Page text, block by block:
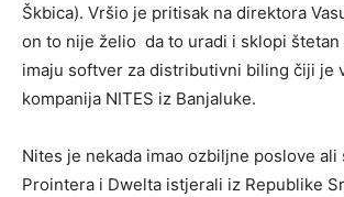
Škbica). Vršio je pritisak na direktora
on to nije želio da to uradi i sklopi štetan
imaju softver za distributivni biling čiji je
kompanija NITES iz Banjaluke.
Nites je nekada imao ozbiljne poslove ali
Prointera i Dwelta istjerali iz Republike